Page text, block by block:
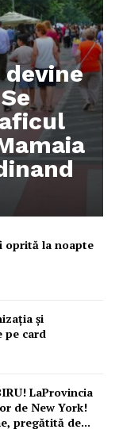
oprită la noapte
și
pe card
LaProvincia
de New York!
pregătită de...